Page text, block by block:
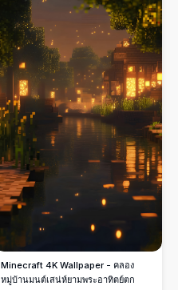
Minecraft 4K Wallpaper - คลอง
หมู่บ้านมนต์เสน่ห์ยามพระอาทิตย์ตก